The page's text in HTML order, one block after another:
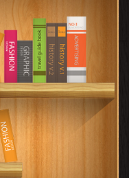
كتب
قراءة و تحميل